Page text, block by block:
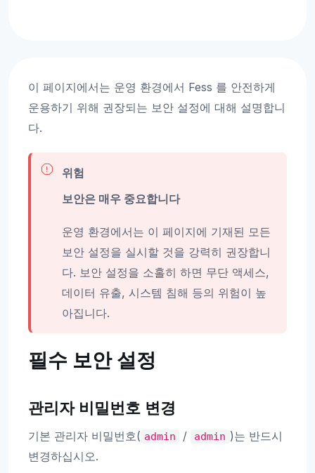
이 페이지에서는 운영 환경에서 Fess 를 안전하게
운용하기 위해 권장되는 보안 설정에 대해 설명합니
다.
위험
보안은 매우 중요합니다
운영 환경에서는 이 페이지에 기재된 모든
보안 설정을 실시할 것을 강력히 권장합니
다. 보안 설정을 소홀히 하면 무단 액세스,
데이터 유출, 시스템 침해 등의 위험이 높
아집니다.
필수 보안 설정
관리자 비밀번호 변경
기본 관리자 비밀번호( admin / admin )는 반드시
변경하십시오.